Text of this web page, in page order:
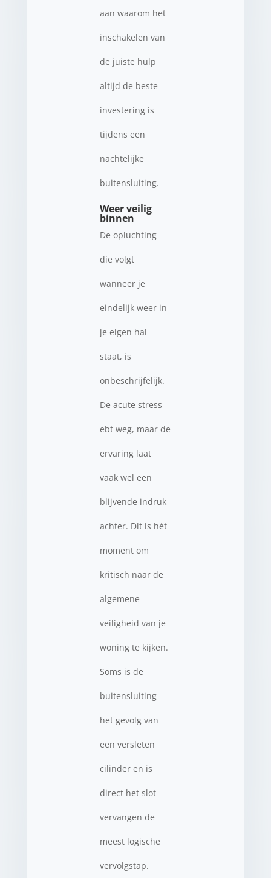
aan waarom het
inschakelen van
de juiste hulp
altijd de beste
investering is
tijdens een
nachtelijke
buitensluiting.
Weer veilig
binnen
De opluchting
die volgt
wanneer je
eindelijk weer in
je eigen hal
staat, is
onbeschrijfelijk.
De acute stress
ebt weg, maar de
ervaring laat
vaak wel een
blijvende indruk
achter. Dit is hét
moment om
kritisch naar de
algemene
veiligheid van je
woning te kijken.
Soms is de
buitensluiting
het gevolg van
een versleten
cilinder en is
direct het slot
vervangen de
meest logische
vervolgstap.